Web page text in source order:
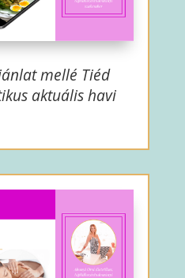
mellé Tiéd
aktuális havi